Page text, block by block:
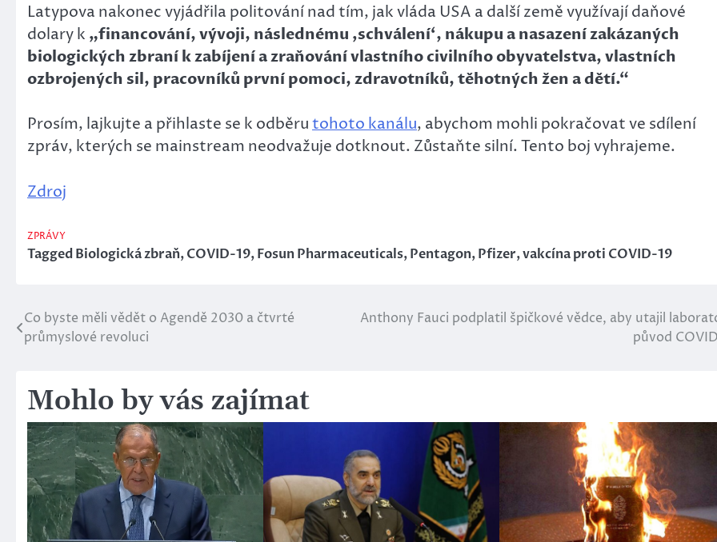
Latypova nakonec vyjádřila politování nad tím, jak vláda USA a další země využívají daňové
dolary k „financování, vývoji, následnému ‚schválení‘, nákupu a nasazení zakázaných
biologických zbraní k zabíjení a zraňování vlastního civilního obyvatelstva, vlastních
ozbrojených sil, pracovníků první pomoci, zdravotníků, těhotných žen a dětí.“
Prosím, lajkujte a přihlaste se k odběrutohoto kanálu, abychom mohli pokračovat ve sdílení
zpráv, kterých se mainstream neodvažuje dotknout. Zůstaňte silní. Tento boj vyhrajeme.
Zdroj
ZPRÁVY
TaggedBiologická zbraň,COVID-19,Fosun Pharmaceuticals,Pentagon,Pfizer,vakcína proti COVID-19
Navigace
pro
Co byste měli vědět o Agendě 2030 a čtvrté
průmyslové revoluci
Anthony Fauci podplatil špičkové vědce, aby utajil
původ
Mohlo by vás zajímat